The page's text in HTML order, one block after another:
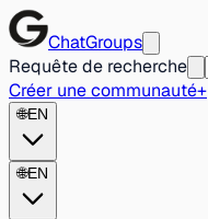
ChatGroups
Requête de recherche
Créer une communauté+
🌐EN
🌐EN